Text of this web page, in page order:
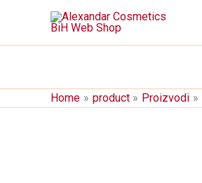
content
Home product Proizvodi